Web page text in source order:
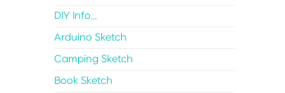
DIY Info...
Arduino Sketch
Camping Sketch
Book Sketch